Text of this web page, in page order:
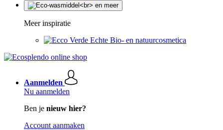
Meer inspiratie
Echte Bio- en natuurcosmetica
Aanmelden
Nu aanmelden
Ben je nieuw hier?
Account aanmaken